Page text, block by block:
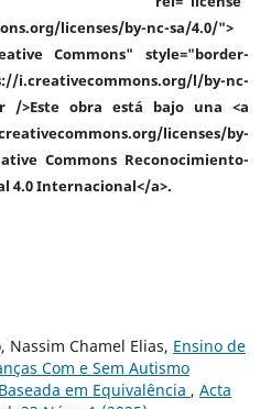
licenses/by-nc-sa/4.0/">
Commons" style="border-
l/by-nc-
/>Este obra está bajo una <a
licenses/by-
Commons Reconocimiento-
4.0 Internacional</a>.
Nassim Chamel Elias, Ensino de
Com e Sem Autismo
em Equivalência , Acta